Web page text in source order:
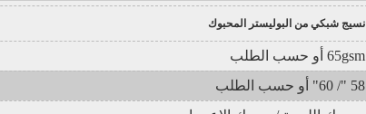
نسيج شبكي من البوليستر المحبوك
65gsm أو حسب الطلب
58 "/ 60" أو حسب الطلب